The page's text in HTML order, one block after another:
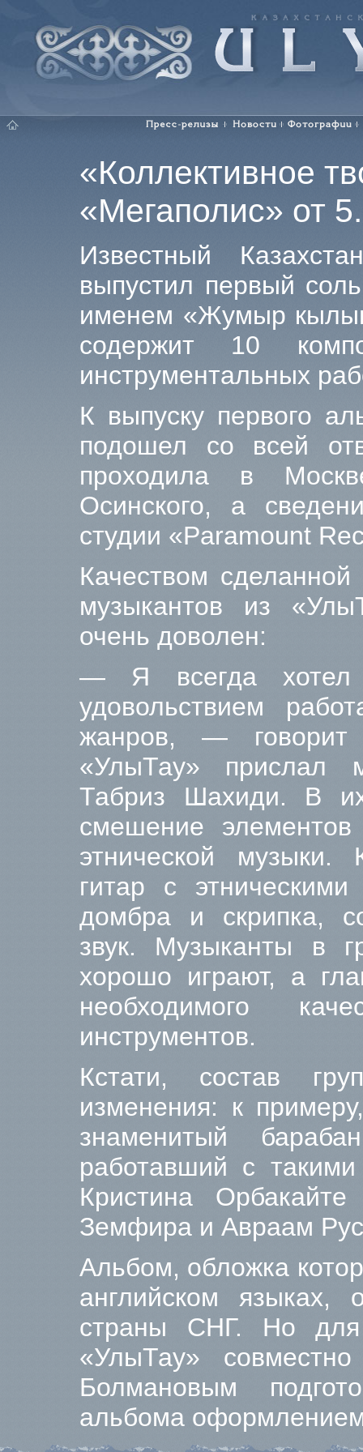
«Коллективное
«Мегаполис» от
Известный
выпустил первый
именем «Жумыр
содержит 10
инструментальных
К выпуску первого
подошел со всей
проходила в
Осинского, а
студии «Paramount
Качеством
музыкантов из
очень доволен:
— Я всегда хотел
удовольствием
жанров, —
«УлыТау» прислал
Табриз Шахиди. В
смешение
этнической музыки.
гитар с
домбра и скрипка,
звук. Музыканты в
хорошо играют, а
необходимого
инструментов.
Кстати, состав
изменения: к
знаменитый
работавший с
Кристина
Земфира и Авраам
Альбом, обложка
английском языках,
страны СНГ. Но для
«УлыТау»
Болмановым
альбома